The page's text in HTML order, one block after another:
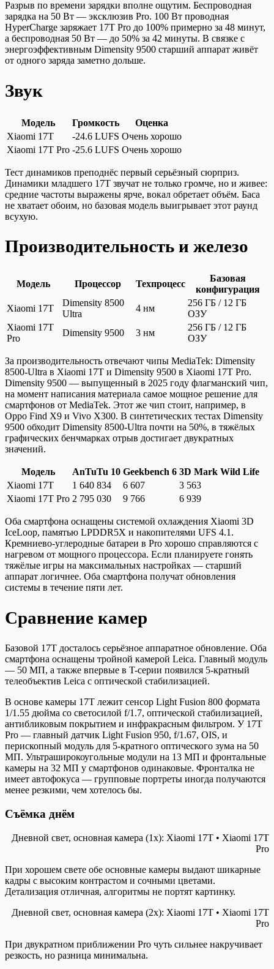
Разрыв по времени зарядки вполне ощутим. Беспроводная
зарядка на 50 Вт — эксклюзив Pro. 100 Вт проводная
HyperCharge заряжает 17T Pro до 100% примерно за 48 минут,
а беспроводная 50 Вт — до 50% за 42 минуты. В связке с
энергоэффективным Dimensity 9500 старший аппарат живёт
от одного заряда заметно дольше.
Звук
Модель Громкость
Оценка
Xiaomi 17T
-24.6 LUFS Очень хорошо
Xiaomi 17T Pro -25.6 LUFS Очень хорошо
Тест динамиков преподнёс первый серьёзный сюрприз.
Динамики младшего 17T звучат не только громче, но и живее:
средние частоты выражены ярче, вокал обретает объём. Баса
не хватает обоим, но базовая модель выигрывает этот раунд
всухую.
Производительность и железо
Модель Процессор Техпроцесс
Базовая
конфигурация
Xiaomi 17T
Dimensity 8500
Ultra
4 нм
256 ГБ / 12 ГБ
ОЗУ
Xiaomi 17T
Pro
Dimensity 9500 3 нм
256 ГБ / 12 ГБ
ОЗУ
За производительность отвечают чипы MediaTek: Dimensity
8500-Ultra в Xiaomi 17T и Dimensity 9500 в Xiaomi 17T Pro.
Dimensity 9500 — выпущенный в 2025 году флагманский чип,
на момент написания материала самое мощное решение для
смартфонов от MediaTek. Этот же чип стоит, например, в
Oppo Find X9 и Vivo X300. В синтетических тестах Dimensity
9500 обходит Dimensity 8500-Ultra почти на 50%, в тяжёлых
графических бенчмарках отрыв достигает двукратных
значений.
Модель AnTuTu 10 Geekbench 6 3D Mark Wild Life
Xiaomi 17T
1 640 834 6 607
3 563
Xiaomi 17T Pro 2 795 030 9 766 6 939
Оба смартфона оснащены системой охлаждения Xiaomi 3D
IceLoop, памятью LPDDR5X и накопителями UFS 4.1.
Кремниево-углеродные батареи в Pro хорошо справляются с
нагревом от мощного процессора. Если планируете гонять
тяжёлые игры на максимальных настройках — старший
аппарат логичнее. Оба смартфона получат обновления
системы в течение пяти лет.
Сравнение камер
Базовой 17T досталось серьёзное аппаратное обновление. Оба
смартфона оснащены тройной камерой Leica. Главный модуль
— 50 МП, а также впервые в T-серии появился 5-кратный
телеобъектив Leica с оптической стабилизацией.
В основе камеры 17T лежит сенсор Light Fusion 800 формата
1/1.55 дюйма со светосилой f/1.7, оптической стабилизацией,
антибликовым покрытием и инфракрасным фильтром. У 17T
Pro — главный датчик Light Fusion 950, f/1.67, OIS, и
перископный модуль для 5-кратного оптического зума на 50
МП. Ультраширокоугольные модули на 13 МП и фронтальные
камеры на 32 МП у смартфонов одинаковые. Фронталка не
имеет автофокуса — групповые портреты иногда получаются
менее резкими, чем хотелось бы.
Съёмка днём
Дневной свет, основная камера (1x): Xiaomi 17T • Xiaomi 17T
Pro
При хорошем свете обе основные камеры выдают шикарные
кадры с высоким контрастом и сочными цветами.
Детализация отличная, алгоритмы не портят картинку.
Дневной свет, основная камера (2x): Xiaomi 17T • Xiaomi 17T
Pro
При двукратном приближении Pro чуть сильнее накручивает
резкость, но разница минимальна.